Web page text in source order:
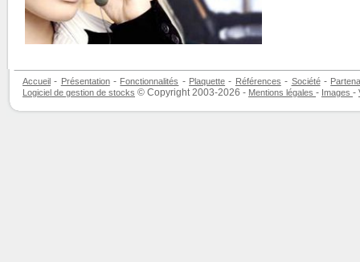
Accueil - Présentation- Fonctionnalités - Plaquette - Références - Société-
Logiciel de gestion de stocks © Copyright 2003-2026 - Mentions légales - Images -